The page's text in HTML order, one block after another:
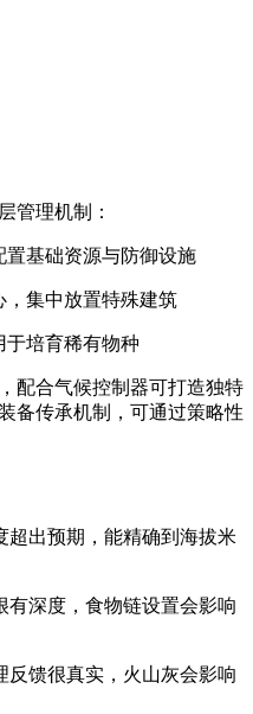
管理机制：
置基础资源与防御设施
，集中放置特殊建筑
于培育稀有物种
配合气候控制器可打造独特
备传承机制，可通过策略性
超出预期，能精确到海拔米
有深度，食物链设置会影响
反馈很真实，火山灰会影响